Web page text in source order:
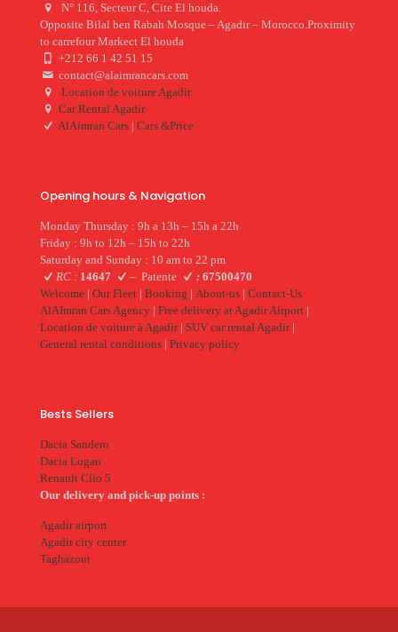
N° 116, Secteur C, Cite El houda.
Opposite Bilal ben Rabah Mosque – Agadir – Morocco.Proximity
to carrefour Markect El houda
+212 66 1 42 51 15
contact@alaimrancars.com
Location de voiture Agadir
Car Rental Agadir
AlAimran Cars |Cars &Price
Opening hours & Navigation
Monday Thursday : 9h a 13h – 15h a 22h
Friday : 9h to 12h – 15h to 22h
Saturday and Sunday : 10 am to 22 pm
RC : 14647 –Patente : 67500470
Welcome | Our Fleet | Booking | About-us | Contact-Us
AlAImran Cars Agency | Free delivery at Agadir Airport |
Location de voiture à Agadir| SUV car rental Agadir|
General rental conditions | Privacy policy
Bests Sellers
Dacia Sandero
Dacia Logan
Renault Clio 5
Our delivery and pick-up points :
Agadir airport
Agadir city center
Taghazout